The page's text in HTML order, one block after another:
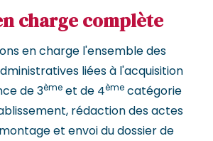
charge complète
en charge l'ensemble des
liées à l'acquisition
de 3ème et de 4ème catégorie
rédaction des actes
et envoi du dossier de